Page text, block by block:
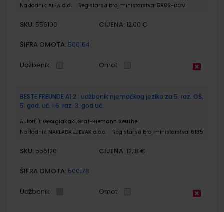
Nakladnik: ALFA d.d. Registarski broj ministarstva: 5986-DOM
SKU: 556100 CIJENA: 12,00 €
ŠIFRA OMOTA: 500164
Udžbenik Omot
BESTE FREUNDE A1.2 : udžbenik njemačkog jezika za 5. raz. OŠ,
5. god. uč. i 6. raz. 3. god.uč.
Autor(i): Georgiakaki Graf-Riemann Seuthe
Nakladnik: NAKLADA LJEVAK d.o.o. Registarski broj ministarstva: 6135
SKU: 556120 CIJENA: 12,18 €
ŠIFRA OMOTA: 500178
Udžbenik Omot